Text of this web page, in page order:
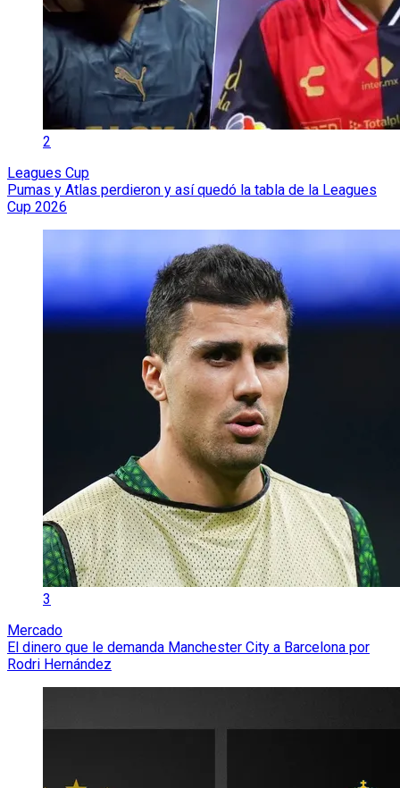
2
Leagues Cup
Pumas y Atlas perdieron y así quedó la tabla de la Leagues
Cup 2026
3
Mercado
El dinero que le demanda Manchester City a Barcelona por
Rodri Hernández